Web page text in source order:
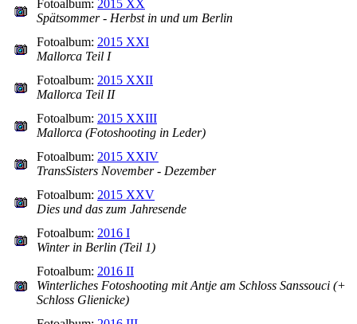
Fotoalbum: 2015 XX
Spätsommer - Herbst in und um Berlin
Fotoalbum: 2015 XXI
Mallorca Teil I
Fotoalbum: 2015 XXII
Mallorca Teil II
Fotoalbum: 2015 XXIII
Mallorca (Fotoshooting in Leder)
Fotoalbum: 2015 XXIV
TransSisters November - Dezember
Fotoalbum: 2015 XXV
Dies und das zum Jahresende
Fotoalbum: 2016 I
Winter in Berlin (Teil 1)
Fotoalbum: 2016 II
Winterliches Fotoshooting mit Antje am Schloss Sanssouci (+
Schloss Glienicke)